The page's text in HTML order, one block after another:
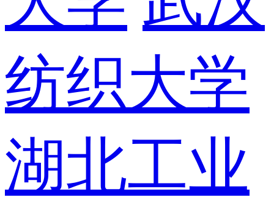
纺织大学
湖北工业